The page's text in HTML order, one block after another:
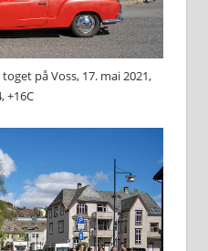
på Voss, 17. mai 2021,
+16C